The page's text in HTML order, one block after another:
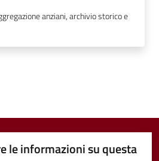
anziani, archivio storico e
le informazioni su questa